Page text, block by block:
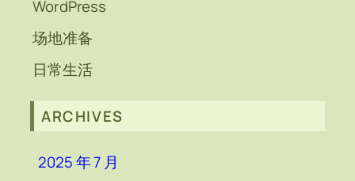
WordPress
场地准备
日常生活
ARCHIVES
2025 年 7 月